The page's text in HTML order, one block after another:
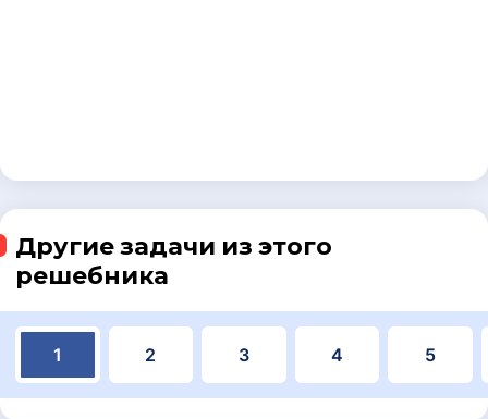
Другие задачи из этого
решебника
1 2 3 4 5